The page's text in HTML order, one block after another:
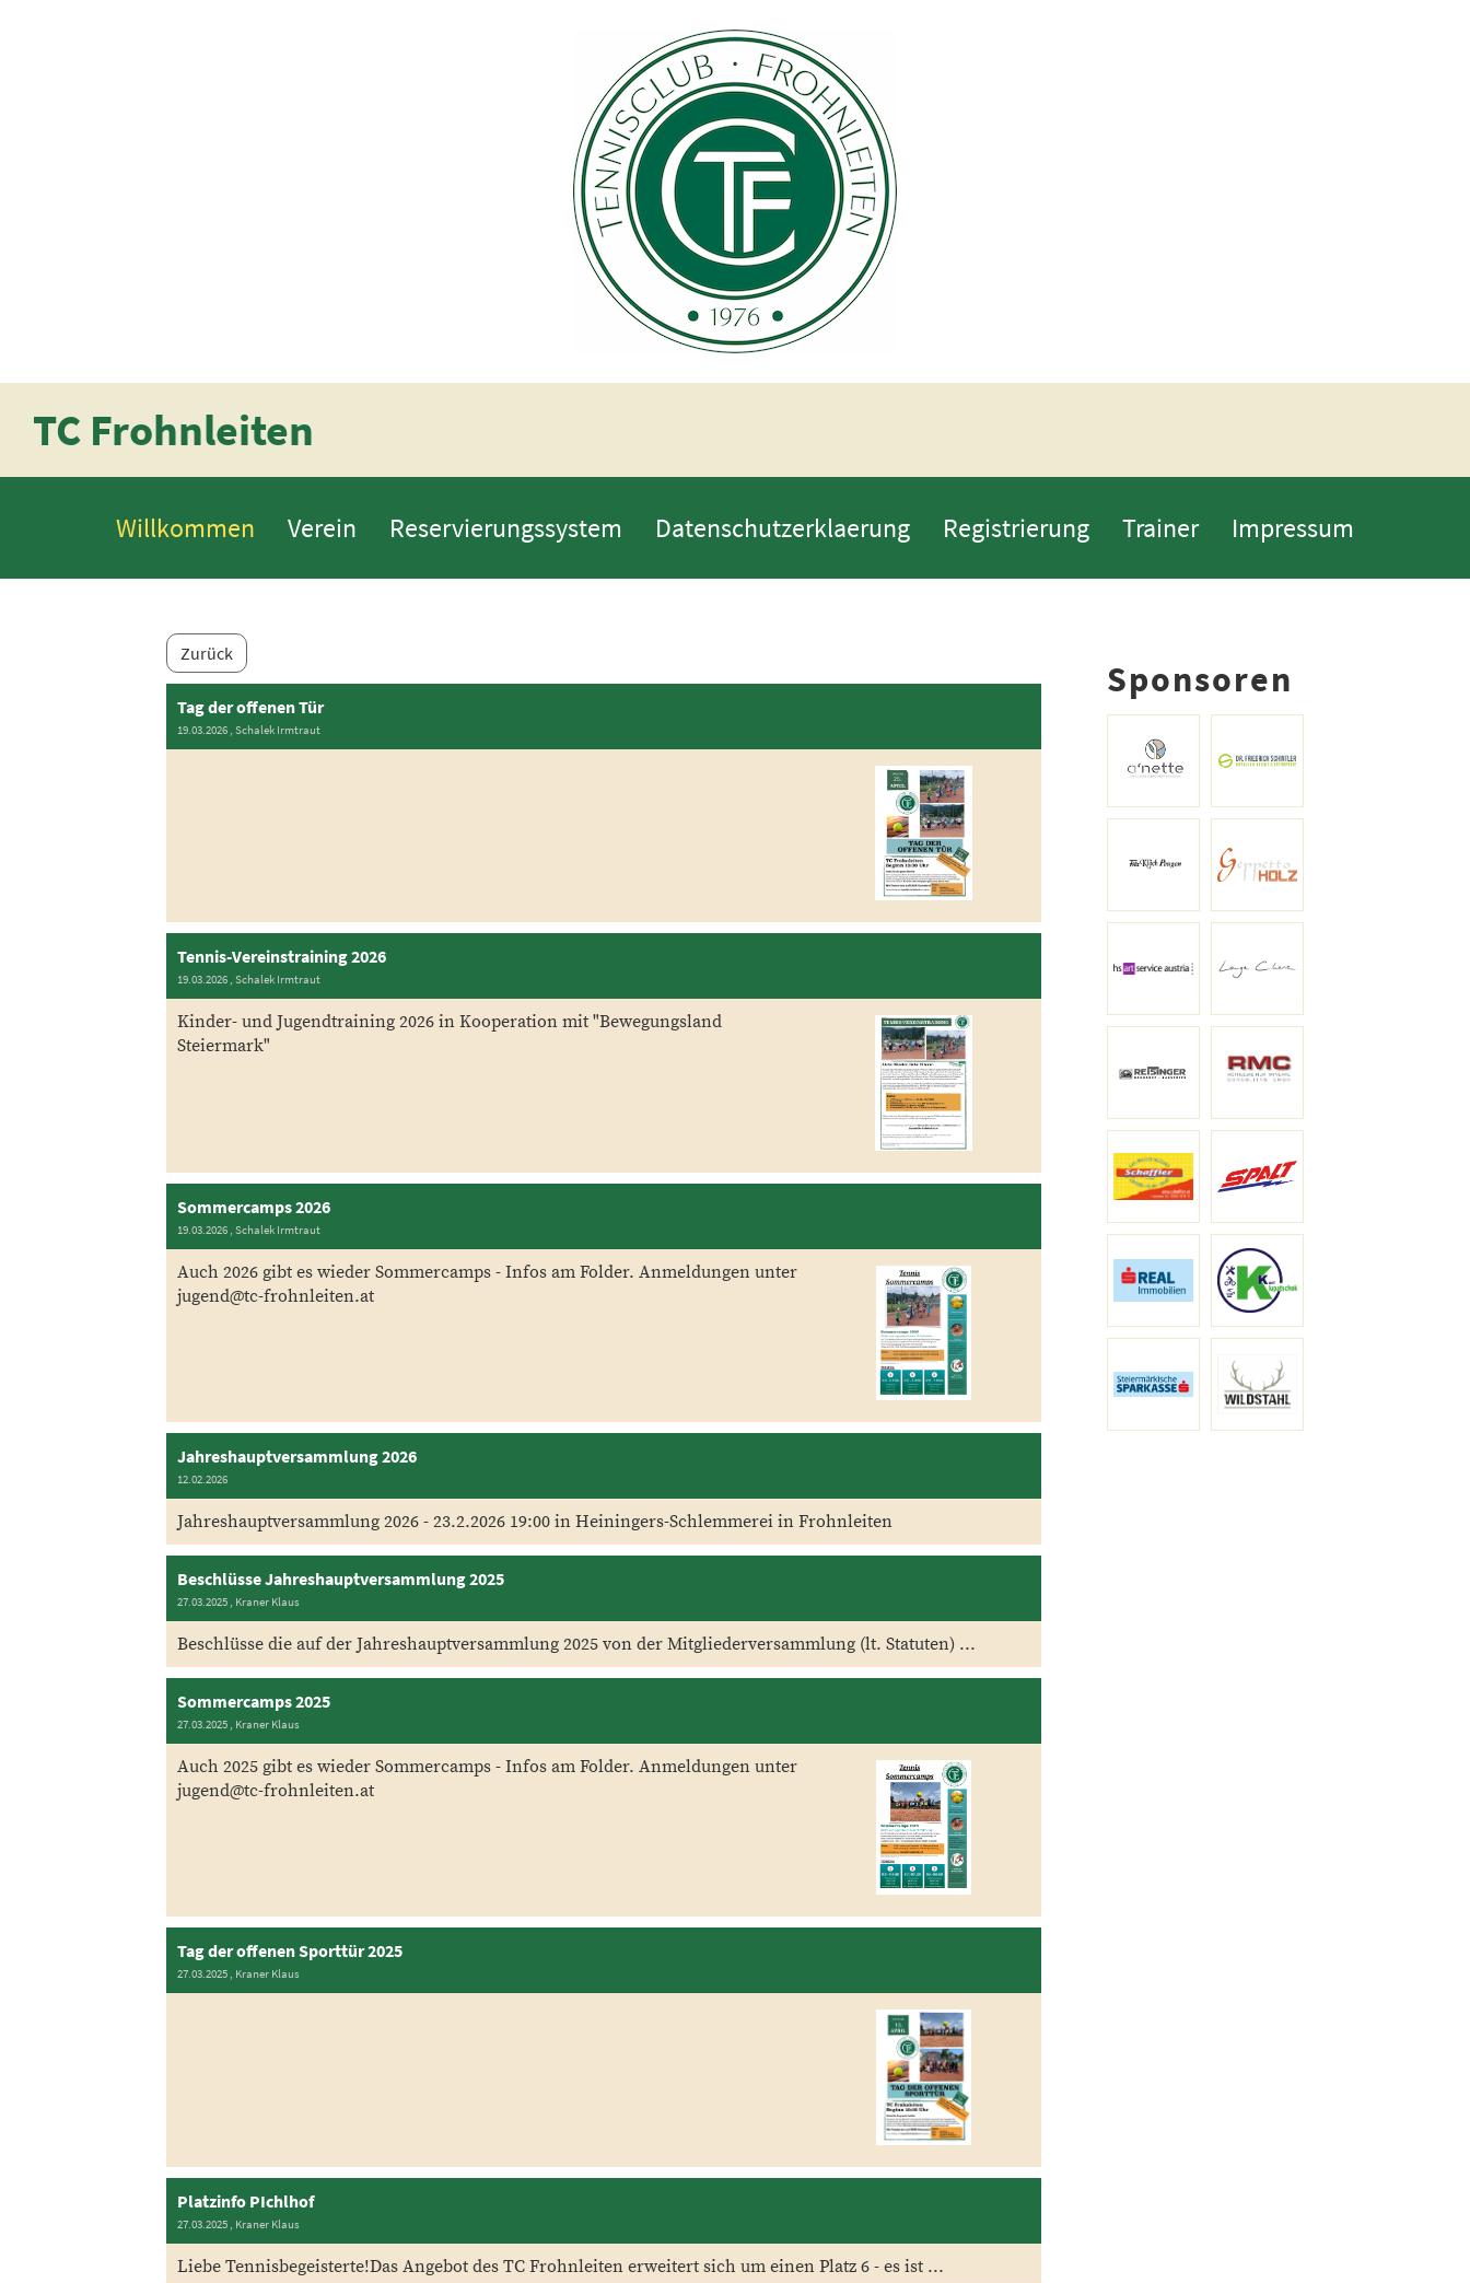
TC Frohnleiten
Willkommen Verein Reservierungssystem Datenschutzerklaerung Registrierung Trainer Impressum
Zurück
Tag der offenen Tür
19.03.2026 , Schalek Irmtraut
Tennis-Vereinstraining 2026
19.03.2026 , Schalek Irmtraut
Kinder- und Jugendtraining 2026 in Kooperation mit "Bewegungsland
Steiermark"
Sommercamps 2026
19.03.2026 , Schalek Irmtraut
Auch 2026 gibt es wieder Sommercamps - Infos am Folder. Anmeldungen unter
jugend@tc-frohnleiten.at
Jahreshauptversammlung 2026
12.02.2026
Jahreshauptversammlung 2026 - 23.2.2026 19:00 in Heiningers-Schlemmerei in Frohnleiten
Beschlüsse Jahreshauptversammlung 2025
27.03.2025 , Kraner Klaus
Beschlüsse die auf der Jahreshauptversammlung 2025 von der Mitgliederversammlung (lt. Statuten) ...
Sommercamps 2025
27.03.2025 , Kraner Klaus
Auch 2025 gibt es wieder Sommercamps - Infos am Folder. Anmeldungen unter
jugend@tc-frohnleiten.at
Tag der offenen Sporttür 2025
27.03.2025 , Kraner Klaus
Platzinfo PIchlhof
27.03.2025 , Kraner Klaus
Liebe Tennisbegeisterte!Das Angebot des TC Frohnleiten erweitert sich um einen Platz 6 - es ist ...
Sponsoren